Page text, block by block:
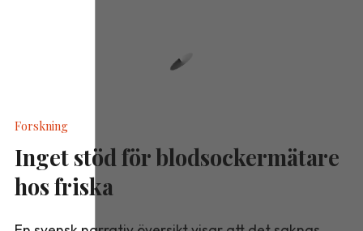
Forskning
Inget stöd för blodsockermätare
hos friska